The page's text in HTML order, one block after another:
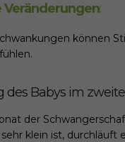
Veränderungen:
können
des Babys im
der
klein ist, durchläuft